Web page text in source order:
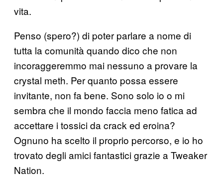
vita.
Penso (spero?) di poter parlare a nome di
tutta la comunità quando dico che non
incoraggeremmo mai nessuno a provare la
crystal meth. Per quanto possa essere
invitante, non fa bene. Sono solo io o mi
sembra che il mondo faccia meno fatica ad
accettare i tossici da crack ed eroina?
Ognuno ha scelto il proprio percorso, e io ho
trovato degli amici fantastici grazie a Tweaker
Nation.